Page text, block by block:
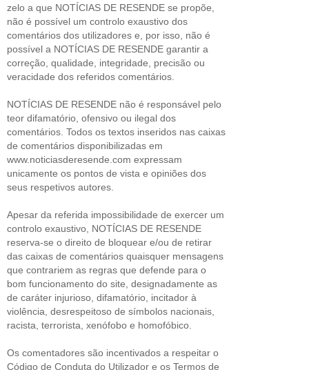
zelo a que NOTÍCIAS DE RESENDE se propõe,
não é possível um controlo exaustivo dos
comentários dos utilizadores e, por isso, não é
possível a NOTÍCIAS DE RESENDE garantir a
correção, qualidade, integridade, precisão ou
veracidade dos referidos comentários.
NOTÍCIAS DE RESENDE não é responsável pelo
teor difamatório, ofensivo ou ilegal dos
comentários. Todos os textos inseridos nas caixas
de comentários disponibilizadas em
www.noticiasderesende.com expressam
unicamente os pontos de vista e opiniões dos
seus respetivos autores.
Apesar da referida impossibilidade de exercer um
controlo exaustivo, NOTÍCIAS DE RESENDE
reserva-se o direito de bloquear e/ou de retirar
das caixas de comentários quaisquer mensagens
que contrariem as regras que defende para o
bom funcionamento do site, designadamente as
de caráter injurioso, difamatório, incitador à
violência, desrespeitoso de símbolos nacionais,
racista, terrorista, xenófobo e homofóbico.
Os comentadores são incentivados a respeitar o
Código de Conduta do Utilizador e os Termos de